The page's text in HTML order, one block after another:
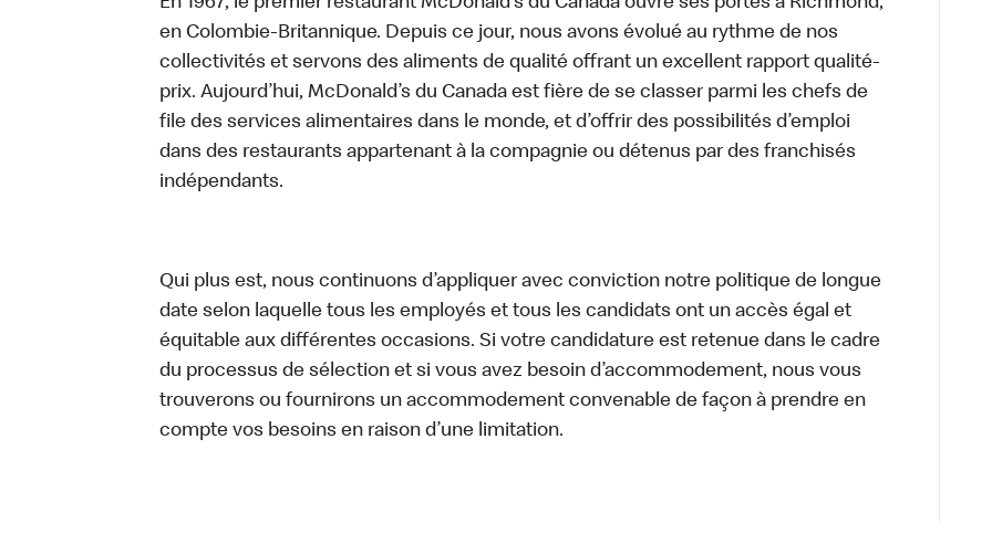
en Colombie-Britannique. Depuis ce jour, nous avons évolué au rythme de nos
collectivités et servons des aliments de qualité offrant un excellent rapport qualité-
prix. Aujourd’hui, McDonald’s du Canada est fière de se classer parmi les chefs de
file des services alimentaires dans le monde, et d’offrir des possibilités d’emploi
dans des restaurants appartenant à la compagnie ou détenus par des franchisés
indépendants.
Qui plus est, nous continuons d’appliquer avec conviction notre politique de longue
date selon laquelle tous les employés et tous les candidats ont un accès égal et
équitable aux différentes occasions. Si votre candidature est retenue dans le cadre
du processus de sélection et si vous avez besoin d’accommodement, nous vous
trouverons ou fournirons un accommodement convenable de façon à prendre en
compte vos besoins en raison d’une limitation.